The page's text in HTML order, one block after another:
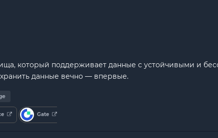
который поддерживает данные с устойчивыми и
данные вечно — впервые.
Gate